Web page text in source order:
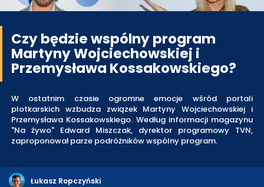
Czy będzie wspólny program
Martyny Wojciechowskiej i
Przemysława Kossakowskiego?
W ostatnim czasie ogromne emocje wśród portali
plotkarskich wzbudza związek Martyny Wojciechowskiej i
Przemysława Kossakowskiego. Według informacji magazynu
"Na żywo" Edward Miszczak, dyrektor programowy TVN,
zaproponował parze podróżników wspólny program.
Łukasz Ropczyński